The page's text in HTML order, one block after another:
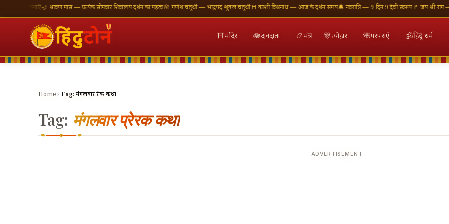
🪔 श्रावण मास — प्रत्येक सोमवार शिवालय दर्शन का महत्व🌸 गणेश चतुर्थी — भाद्रपद शुक्ल चतुर्थी⛩ काशी विश्वनाथ — आज के दर्शन समय🔔 नवरात्रि — 9 दिन 9 देवी स्वरूप🚩 जय श्री राम —
⛩मंदिर 🪷दानदाता 📿मंत्र 🎊त्योहार 🌺परंपराएँ 🕉हिंदू धर्म
Home › Tag:मंगलवार प्रेरक कथा
Tag: मंगलवार प्रेरक कथा
ADVERTISEMENT